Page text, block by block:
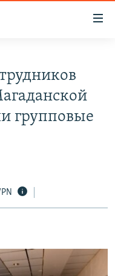
групповые